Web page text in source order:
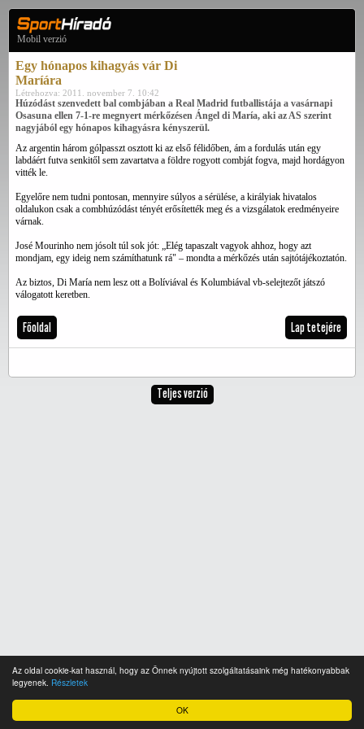
OK
Az oldal cookie-kat használ, hogy az Önnek nyújtott szolgáltatásaink még hatékonyabbak
legyenek. Részletek
Mobil verzió
Egy hónapos kihagyás vár Di
Maríára
Létrehozva: 2011. november 7. 10:42
Húzódást szenvedett bal combjában a Real Madrid futballistája a vasárnapi
Osasuna ellen 7-1-re megnyert mérkőzésen Ángel di María, aki az AS szerint
nagyjából egy hónapos kihagyásra kényszerül.
Az argentin három gólpasszt osztott ki az első félidőben, ám a fordulás után egy
labdáért futva senkitől sem zavartatva a földre rogyott combját fogva, majd hordágyon
vitték le.
Egyelőre nem tudni pontosan, mennyire súlyos a sérülése, a királyiak hivatalos
oldalukon csak a combhúzódást tényét erősítették meg és a vizsgálatok eredményeire
várnak.
José Mourinho nem jósolt túl sok jót: „Elég tapaszalt vagyok ahhoz, hogy azt
mondjam, egy ideig nem számíthatunk rá" – mondta a mérkőzés után sajtótájékoztatón.
Az biztos, Di María nem lesz ott a Bolíviával és Kolumbiával vb-selejtezőt játszó
válogatott keretben.
Főoldal Lap tetejére
Teljes verzió